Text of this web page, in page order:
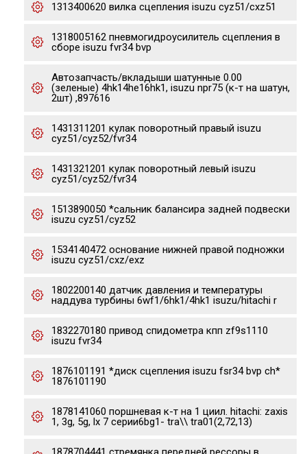
1313400620 вилка сцепления isuzu cyz51/cxz51
1318005162 пневмогидроусилитель сцепления в
сборе isuzu fvr34 bvp
Автозапчасть/вкладыши шатунные 0.00
(зеленые) 4hk14he16hk1, isuzu npr75 (к-т на шатун,
2шт) ,897616
1431311201 кулак поворотный правый isuzu
cyz51/cyz52/fvr34
1431321201 кулак поворотный левый isuzu
cyz51/cyz52/fvr34
1513890050 *сальник балансира задней подвески
isuzu cyz51/cyz52
1534140472 основание нижней правой подножки
isuzu cyz51/cxz/exz
1802200140 датчик давления и температуры
наддува турбины 6wf1/6hk1/4hk1 isuzu/hitachi r
1832270180 привод спидометра кпп zf9s1110
isuzu fvr34
1876101191 *диск сцепления isuzu fsr34 bvp ch*
1876101190
1878141060 поршневая к-т на 1 циил. hitachi: zaxis
1, 3g, 5g, lx 7 серии6bg1- tra\\ tra01(2,72,13)